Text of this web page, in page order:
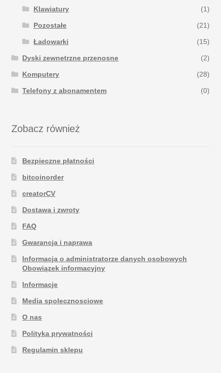
Klawiatury (1)
Pozostałe (21)
Ładowarki (15)
Dyski zewnetrzne przenosne (2)
Komputery (28)
Telefony z abonamentem (0)
Zobacz również
Bezpieczne płatności
bitcoinorder
creatorCV
Dostawa i zwroty
FAQ
Gwarancja i naprawa
Informacja o administratorze danych osobowych
Obowiązek informacyjny
Informacje
Media spolecznosciowe
O nas
Polityka prywatności
Regulamin sklepu